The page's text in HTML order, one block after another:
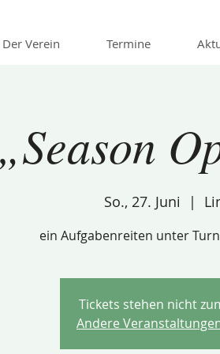
Der Verein Termine
So., 27. Juni
  |
ein Aufgabenreiten unter
Tickets stehen nicht
Andere